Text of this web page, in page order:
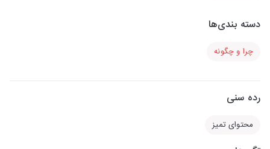
دسته بندی‌ها
چرا و چگونه
رده سنی
محتوای تمیز